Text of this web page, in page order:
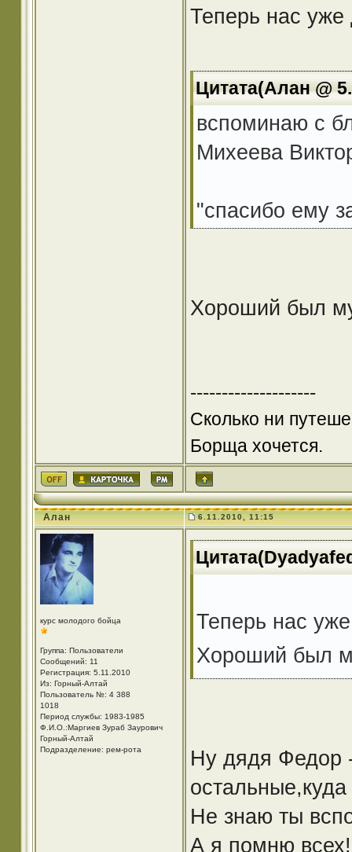
Теперь нас
Цитата(Алан @
вспоминаю с
Михеева
"спасибо ему
Хороший был
--------------------
Сколько ни
Борща хочется.
Алан 6.11.2010, 11:15
курс молодого бойца
Группа: Пользователи
Сообщений: 11
Регистрация: 5.11.2010
Из: Горный-Алтай
Пользователь №: 4 388
1018
Период службы: 1983-1985
Ф.И.О.:Маргиев Зураб Заурович
Горный-Алтай
Подразделение: рем-рота
Теперь нас
Хороший был
Ну дядя Федор
Не знаю ты
А я помню